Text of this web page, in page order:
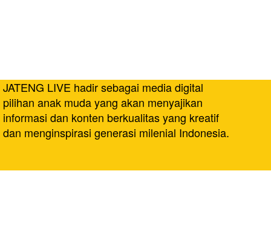
JATENG LIVE hadir sebagai media digital
pilihan anak muda yang akan menyajikan
informasi dan konten berkualitas yang kreatif
dan menginspirasi generasi milenial Indonesia.